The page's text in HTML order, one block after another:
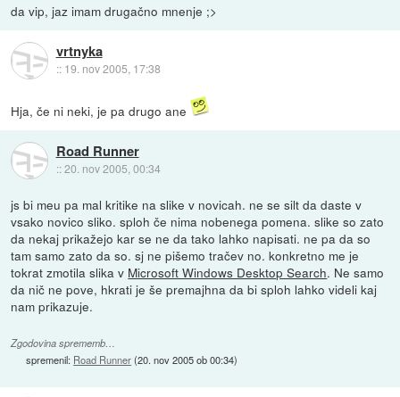
da vip, jaz imam drugačno mnenje ;>
vrtnyka
:: 19. nov 2005, 17:38
Hja, če ni neki, je pa drugo ane
Road Runner
::20. nov 2005, 00:34
js bi meu pa mal kritike na slike v novicah. ne se silt da daste v
vsako novico sliko. sploh če nima nobenega pomena. slike so zato
da nekaj prikažejo kar se ne da tako lahko napisati. ne pa da so
tam samo zato da so. sj ne pišemo tračev no. konkretno me je
tokrat zmotila slika v Microsoft Windows Desktop Search. Ne samo
da nič ne pove, hkrati je še premajhna da bi sploh lahko videli kaj
nam prikazuje.
Zgodovina sprememb…
spremenil: Road Runner(20. nov 2005 ob 00:34)